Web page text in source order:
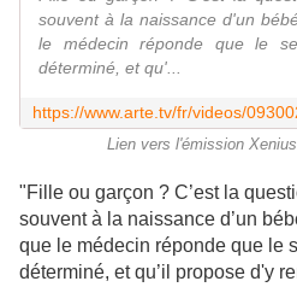
souvent à la naissance d'un
le médecin réponde que le
déterminé, et qu'...
Lien vers l'émission
"Fille ou garçon ? C’est la
souvent à la naissance d’un
que le médecin réponde que le
déterminé, et qu’il propose d'y